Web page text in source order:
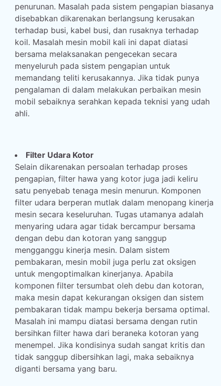
penurunan. Masalah pada sistem pengapian biasanya
disebabkan dikarenakan berlangsung kerusakan
terhadap busi, kabel busi, dan rusaknya terhadap
koil. Masalah mesin mobil kali ini dapat diatasi
bersama melaksanakan pengecekan secara
menyeluruh pada sistem pengapian untuk
memandang teliti kerusakannya. Jika tidak punya
pengalaman di dalam melakukan perbaikan mesin
mobil sebaiknya serahkan kepada teknisi yang udah
ahli.
Filter Udara Kotor
Selain dikarenakan persoalan terhadap proses
pengapian, filter hawa yang kotor juga jadi keliru
satu penyebab tenaga mesin menurun. Komponen
filter udara berperan mutlak dalam menopang kinerja
mesin secara keseluruhan. Tugas utamanya adalah
menyaring udara agar tidak bercampur bersama
dengan debu dan kotoran yang sanggup
mengganggu kinerja mesin. Dalam sistem
pembakaran, mesin mobil juga perlu zat oksigen
untuk mengoptimalkan kinerjanya. Apabila
komponen filter tersumbat oleh debu dan kotoran,
maka mesin dapat kekurangan oksigen dan sistem
pembakaran tidak mampu bekerja bersama optimal.
Masalah ini mampu diatasi bersama dengan rutin
bersihkan filter hawa dari beraneka kotoran yang
menempel. Jika kondisinya sudah sangat kritis dan
tidak sanggup dibersihkan lagi, maka sebaiknya
diganti bersama yang baru.